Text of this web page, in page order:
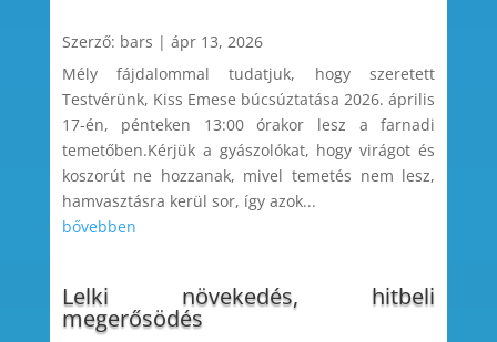
Szerző: bars | ápr 13, 2026
Mély fájdalommal tudatjuk, hogy szeretett
Testvérünk, Kiss Emese búcsúztatása 2026. április
17-én, pénteken 13:00 órakor lesz a farnadi
temetőben.Kérjük a gyászolókat, hogy virágot és
koszorút ne hozzanak, mivel temetés nem lesz,
hamvasztásra kerül sor, így azok...
bővebben
Lelki növekedés, hitbeli
megerősödés